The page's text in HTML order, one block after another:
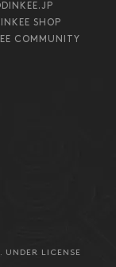
SHOP
COMMUNITY
UNDER LICENSE